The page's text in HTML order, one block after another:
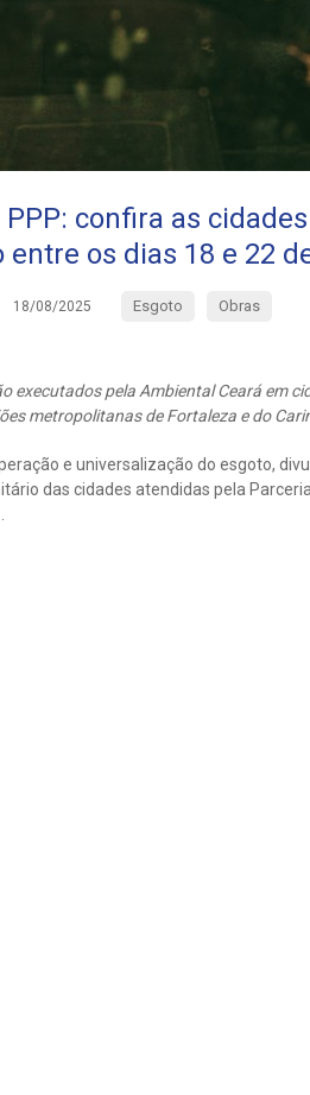
confira as
entre os dias 18 e 22
18/08/2025 Esgoto Obras
executados pela Ambiental Ceará em
metropolitanas de Fortaleza e do
e universalização do esgoto,
das cidades atendidas pela